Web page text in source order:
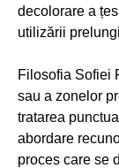
decolorare a
utilizării
Filosofia Sofiei
sau a zonelor
tratarea
abordare
proces care se